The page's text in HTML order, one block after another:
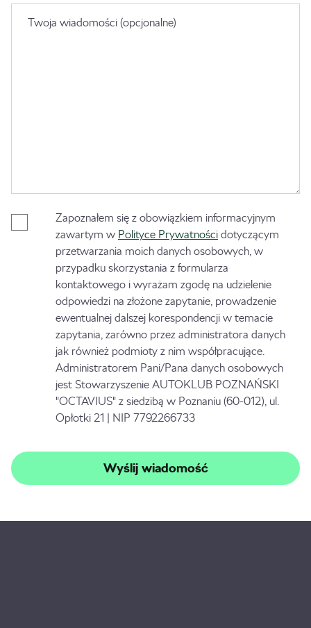
Twoja wiadomości (opcjonalne)
Zapoznałem się z obowiązkiem informacyjnym
zawartym w Polityce Prywatności dotyczącym
przetwarzania moich danych osobowych, w
przypadku skorzystania z formularza
kontaktowego i wyrażam zgodę na udzielenie
odpowiedzi na złożone zapytanie, prowadzenie
ewentualnej dalszej korespondencji w temacie
zapytania, zarówno przez administratora danych
jak również podmioty z nim współpracujące.
Administratorem Pani/Pana danych osobowych
jest Stowarzyszenie AUTOKLUB POZNAŃSKI
"OCTAVIUS" z siedzibą w Poznaniu (60-012), ul.
Opłotki 21 | NIP 7792266733